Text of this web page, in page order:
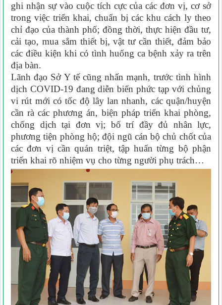
ghi nhận sự vào cuộc tích cực của các đơn vị, cơ sở
trong việc triển khai, chuẩn bị các khu cách ly theo
chỉ đạo của thành phố; đồng thời, thực hiện đầu tư,
cải tạo, mua sắm thiết bị, vật tư cần thiết, đảm bảo
các điều kiện khi có tình huống ca bệnh xảy ra trên
địa bàn.
Lãnh đạo Sở Y tế cũng nhấn mạnh, trước tình hình
dịch COVID-19 đang diễn biến phức tạp với chủng
vi rút mới có tốc độ lây lan nhanh, các quận/huyện
cần rà các phương án, biện pháp triển khai phòng,
chống dịch tại đơn vị; bố trí đầy đủ nhân lực,
phương tiện phòng hộ; đội ngũ cán bộ chủ chốt của
các đơn vị cần quán triệt, tập huấn từng bộ phận
triển khai rõ nhiệm vụ cho từng người phụ trách…